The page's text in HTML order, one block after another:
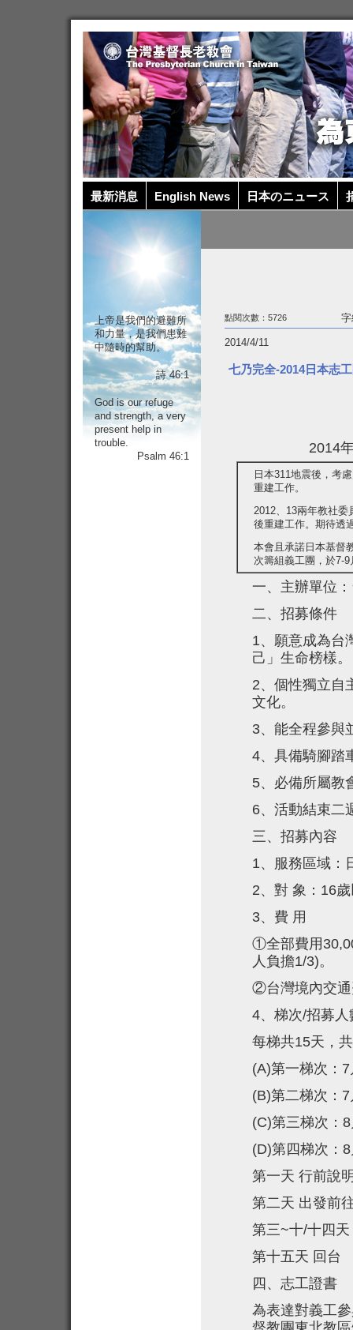
最新消息 English News 日本のニュース
上帝是我們的避難所
和力量，是我們患難
中隨時的幫助。
詩 46:1
God is our refuge
and strength, a very
present help in
trouble.
Psalm 46:1
點閱次數：5726
2014/4/11
七乃完全-2014日本志
2014
日本311地震後，考
重建工作。
2012、13兩年教社委
後重建工作。期待透
本會且承諾日本基督
次籌組義工團，於7-
一、主辦單位
二、招募條件
1、願意成為台
己」生命榜樣。
2、個性獨立自
文化。
3、能全程參與
4、具備騎腳踏
5、必備所屬教
6、活動結束二
三、招募內容
1、服務區域：
2、對 象：16
3、費 用
①全部費用
人負擔1/3)。
②台灣境內交
4、梯次/招募人
每梯共15天，
(A)第一梯次：
(B)第二梯次：
(C)第三梯次：
(D)第四梯次：
第一天 行前說
第二天 出發前
第三~十/十四
第十五天 回台
四、志工證書
為表達對義工